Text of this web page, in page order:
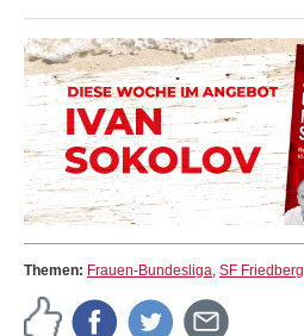
Themen: Frauen-Bundesliga, SF Friedberg